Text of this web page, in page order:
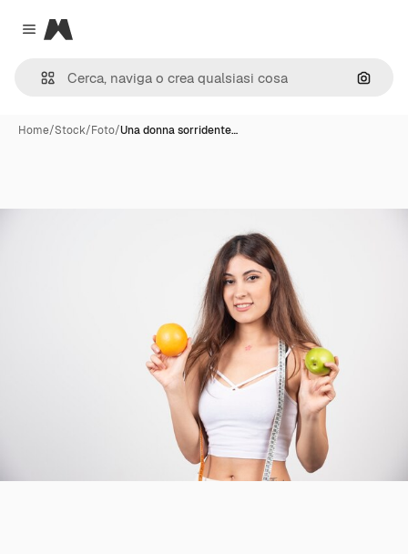
Close menu
Magnific
Cerca
Home/Stock/Foto/Una donna sorridente…